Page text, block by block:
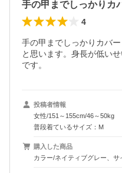
4
手の甲までしっかりカバ
と思います。身長が低い
です。
投稿者情報
女性/151～155cm/46～50kg
普段着ているサイズ：M
購入した商品
カラー/ネイティブグレー、サ